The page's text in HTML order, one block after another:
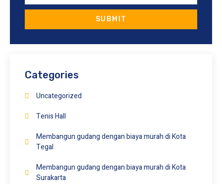
SUBMIT
Categories
Uncategorized
Tenis Hall
Membangun gudang dengan biaya murah di Kota
Tegal
Membangun gudang dengan biaya murah di Kota
Surakarta